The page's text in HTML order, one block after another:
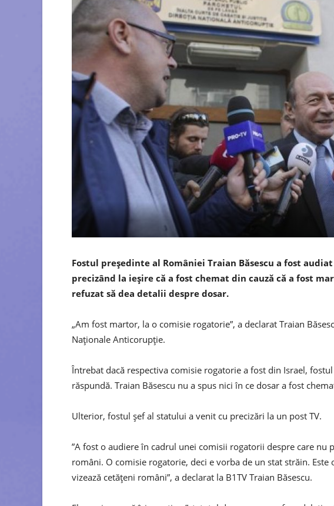
Controlul minții prin nanoparticule
Huawei dezvoltă un nou cip AI pentru a
Fostul preşedinte al României Traian Băsescu a fost
precizând la ieșire că a fost chemat din cauză că a fost
refuzat să dea detalii despre dosar.
„Am fost martor, la o comisie rogatorie”, a declarat Traian
Naţionale Anticorupţie.
Întrebat dacă respectiva comisie rogatorie a fost din Israel,
răspundă. Traian Băsescu nu a spus nici în ce dosar a fost
Ulterior, fostul şef al statului a venit cu precizări la un post TV.
”A fost o audiere în cadrul unei comisii rogatorii despre care nu
români. O comisie rogatorie, deci e vorba de un stat străin. Este
vizează cetăţeni români”, a declarat la B1TV Traian Băsescu.